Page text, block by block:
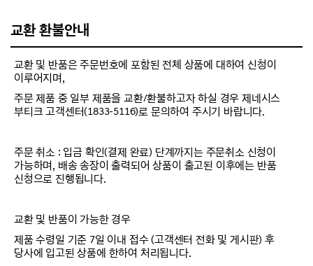
교환 환불안내
교환 및 반품은 주문번호에 포함된 전체 상품에 대하여 신청이
이루어지며,
주문 제품 중 일부 제품을 교환/환불하고자 하실 경우 제네시스
부티크 고객센터(1833-5116)로 문의하여 주시기 바랍니다.
주문 취소 : 입금 확인(결제 완료) 단계까지는 주문취소 신청이
가능하며, 배송 송장이 출력되어 상품이 출고된 이후에는 반품
신청으로 진행됩니다.
교환 및 반품이 가능한 경우
제품 수령일 기준 7일 이내 접수 (고객센터 전화 및 게시판) 후
당사에 입고된 상품에 한하여 처리됩니다.